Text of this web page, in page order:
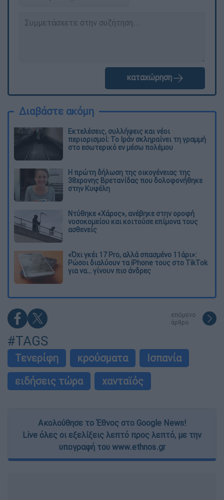
καταχώρηση
Διαβάστε ακόμη
Εκτελέσεις, συλλήψεις και νέοι
περιορισμοί: Το Ιράν σκληραίνει τη γραμμή
στο εσωτερικό εν μέσω πολέμου
Η πρώτη δήλωση της οικογένειας της
38χρονης Βρετανίδας που δολοφονήθηκε
στην Κυψέλη
Ντύθηκε «Χάρος», ανέβηκε στην οροφή
νοσοκομείου και κοιτούσε επίμονα τους
ασθενείς
«Όχι γκέι 17 Pro, αλλά σπασμένο 11άρι»:
Ρώσοι διαλύουν τα iPhone τους στο TikTok
για να... γίνουν πιο άνδρες
επόμενο
άρθρο
#TAGS
Τενερίφη κρούσματα
Ισπανία
ειδήσεις τώρα
χανταϊός
Ακολούθησε το Έθνος στο Google News!
Live όλες οι εξελίξεις λεπτό προς λεπτό, με την
υπογραφή του www.ethnos.gr